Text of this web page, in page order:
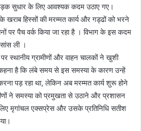
सुधार के लिए आवश्यक कदम उठाए गए।
खराब हिस्सों की मरम्मत कार्य और गड्ढों को भरने
पर पैच वर्क किया जा रहा है । विभाग के इस कदम
ली ।
स्थानीय ग्रामीणों और वाहन चालकों ने खुशी
कहना है कि लंबे समय से इस समस्या के कारण उन्हें
पड़ रहा था, लेकिन अब मरम्मत कार्य शुरू होने
ने समस्या को प्रमुखता से उठाने और प्रशासन
मृगांचल एक्सप्रेस और उसके प्रतिनिधि सतीश